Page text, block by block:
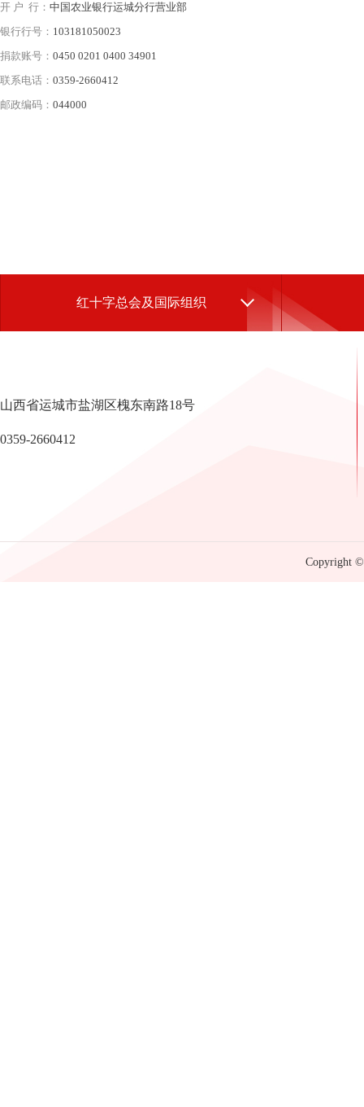
开 户 行： 中国农业银行运城分行营业部
银行行号： 103181050023
捐款账号： 0450 0201 0400 34901
联系电话： 0359-2660412
邮政编码： 044000
红十字总会及国际组织
山西省运城市盐湖区槐东南路18号
0359-2660412
Copyright